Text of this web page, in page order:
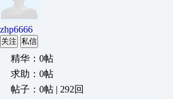
zhp6666
关注 私信
精华：0帖
求助：0帖
帖子：0帖 | 292回